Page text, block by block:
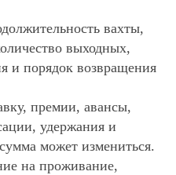
вахты,
выходных,
и порядок возвращения
премии, авансы,
удержания и
может измениться.
на проживание,